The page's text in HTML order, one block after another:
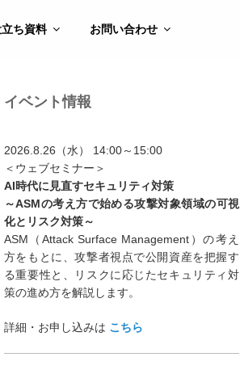
ち資料 お問い合わせ
イベント情報
2026.8.26（水） 14:00～15:00
＜ウェブセミナー＞
AI時代に見直すセキュリティ対策
～ASMの考え方で始める攻撃対象領域の可視
化とリスク対策～
ASM（Attack Surface Management）の考え
方をもとに、攻撃者視点で公開資産を把握す
る重要性と、リスクに応じたセキュリティ対
策の進め方を解説します。
詳細・お申し込みは こちら